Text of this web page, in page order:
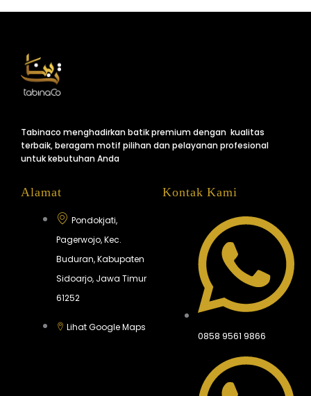
Tabinaco menghadirkan batik premium dengan kualitas
terbaik, beragam motif pilihan dan pelayanan profesional
untuk kebutuhan Anda
Alamat
Pondokjati,
Pagerwojo, Kec.
Buduran, Kabupaten
Sidoarjo, Jawa Timur
61252
Lihat Google Maps
Kontak Kami
0858 9561 9866